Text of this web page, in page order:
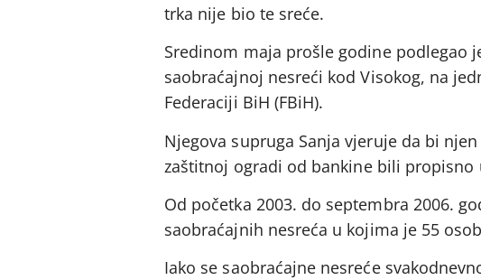
trka nije bio te sreće.
Sredinom maja prošle godine podlegao
saobraćajnoj nesreći kod Visokog, na
Federaciji BiH (FBiH).
Njegova supruga Sanja vjeruje da bi
zaštitnoj ogradi od bankine bili propisno
Od početka 2003. do septembra 2006.
saobraćajnih nesreća u kojima je 55
Iako se saobraćajne nesreće